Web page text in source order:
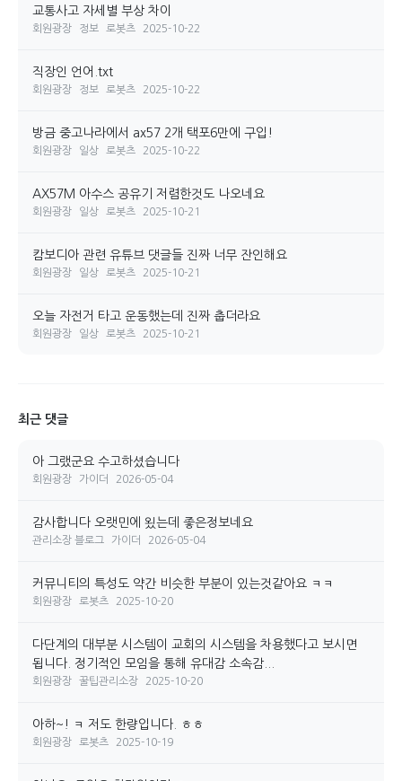
교통사고 자세별 부상 차이
회원광장 정보 로봇츠 2025-10-22
직장인 언어.txt
회원광장 정보 로봇츠 2025-10-22
방금 중고나라에서 ax57 2개 택포6만에 구입!
회원광장 일상 로봇츠 2025-10-22
AX57M 아수스 공유기 저렴한것도 나오네요
회원광장 일상 로봇츠 2025-10-21
캄보디아 관련 유튜브 댓글들 진짜 너무 잔인해요
회원광장 일상 로봇츠 2025-10-21
오늘 자전거 타고 운동했는데 진짜 춥더라요
회원광장 일상 로봇츠 2025-10-21
최근 댓글
아 그랬군요 수고하셨습니다
회원광장 가이더 2026-05-04
감사합니다 오랫민에 욌는데 좋은정보네요
관리소장 블로그 가이더 2026-05-04
커뮤니티의 특성도 약간 비슷한 부분이 있는것같아요 ㅋㅋ
회원광장 로봇츠 2025-10-20
다단계의 대부분 시스템이 교회의 시스템을 차용했다고 보시면
됩니다. 정기적인 모임을 통해 유대감 소속감...
회원광장 꿀팁관리소장 2025-10-20
아하~! ㅋ 저도 한량입니다. ㅎㅎ
회원광장 로봇츠 2025-10-19